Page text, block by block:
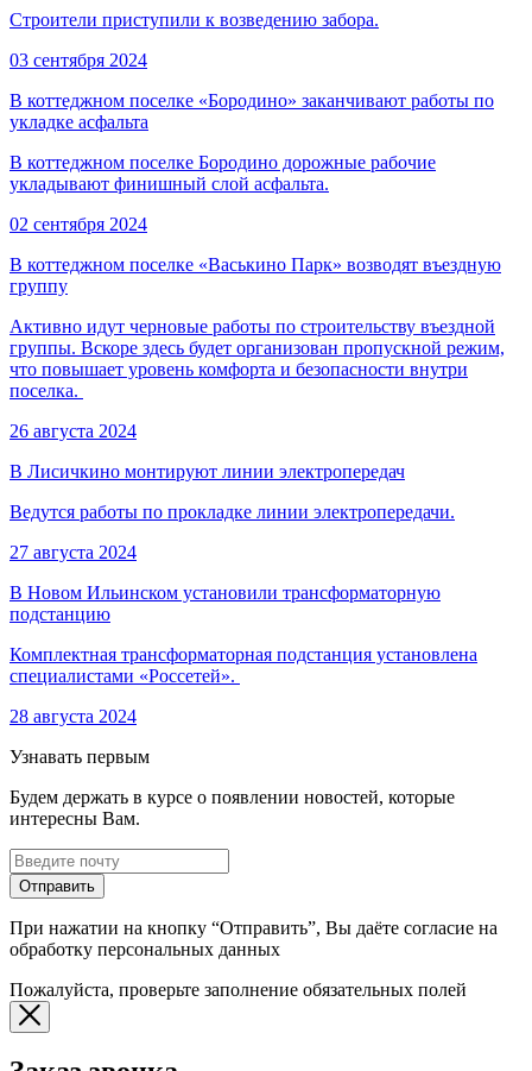
Строители приступили к возведению забора.
03 сентября 2024
В коттеджном поселке «Бородино» заканчивают работы по
укладке асфальта
В коттеджном поселке Бородино дорожные рабочие
укладывают финишный слой асфальта.
02 сентября 2024
В коттеджном поселке «Васькино Парк» возводят въездную
группу
Активно идут черновые работы по строительству въездной
группы. Вскоре здесь будет организован пропускной режим,
что повышает уровень комфорта и безопасности внутри
поселка.
26 августа 2024
В Лисичкино монтируют линии электропередач
Ведутся работы по прокладке линии электропередачи.
27 августа 2024
В Новом Ильинском установили трансформаторную
подстанцию
Комплектная трансформаторная подстанция установлена
специалистами «Россетей».
28 августа 2024
Узнавать первым
Будем держать в курсе о появлении новостей, которые
интересны Вам.
Отправить
При нажатии на кнопку “Отправить”, Вы даёте согласие на
обработку персональных данных
Пожалуйста, проверьте заполнение обязательных полей